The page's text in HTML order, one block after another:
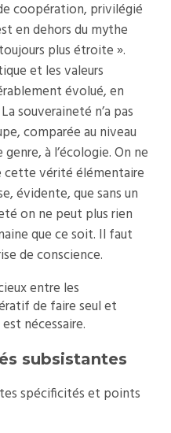
coopération, privilégié
en dehors du mythe
plus étroite ».
et les valeurs
évolué, en
souveraineté n’a pas
comparée au niveau
à l’écologie. On ne
cette vérité élémentaire
évidente, que sans un
on ne peut plus rien
que ce soit. Il faut
de conscience.
entre les
de faire seul et
nécessaire.
subsistantes
spécificités et points